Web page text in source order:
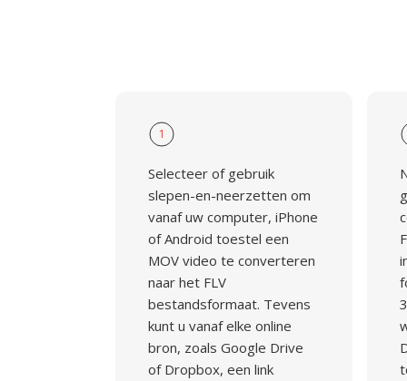
1
Selecteer of gebruik
slepen-en-neerzetten om
vanaf uw computer, iPhone
of Android toestel een
MOV video te converteren
naar het FLV
bestandsformaat. Tevens
kunt u vanaf elke online
bron, zoals Google Drive
of Dropbox, een link